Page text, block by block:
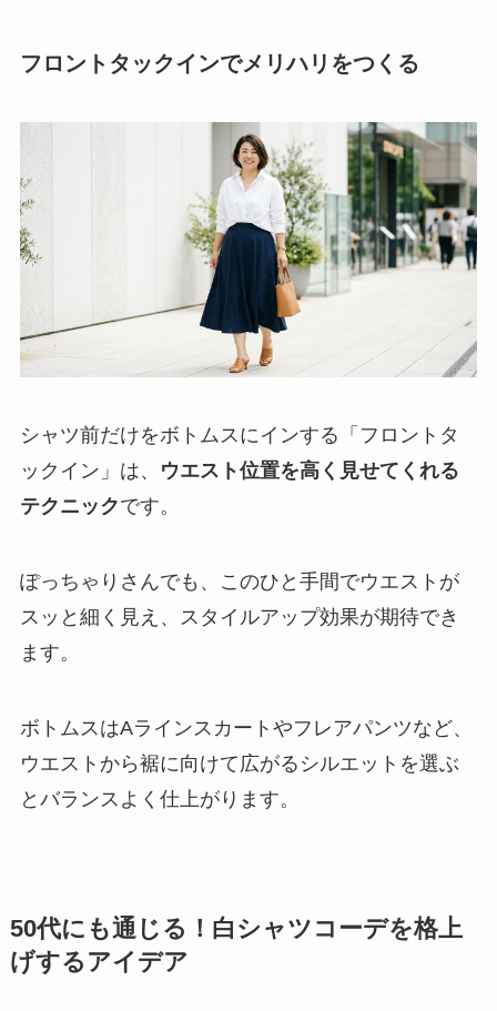
フロントタックインでメリハリをつくる
シャツ前だけをボトムスにインする「フロントタ
ックイン」は、
ウエスト位置を高く見せてくれる
テクニックです。
ぽっちゃりさんでも、このひと手間でウエストが
スッと細く見え、スタイルアップ効果が期待でき
ます。
ボトムスはAラインスカートやフレアパンツなど、
ウエストから裾に向けて広がるシルエットを選ぶ
とバランスよく仕上がります。
50代にも通じる！白シャツコーデを格上
げするアイデア